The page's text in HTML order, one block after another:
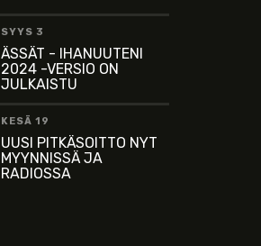
SYYS 3
ÄSSÄT - IHANUUTENI
2024 -VERSIO ON
JULKAISTU
KESÄ 19
UUSI PITKÄSOITTO NYT
MYYNNISSÄ JA
RADIOSSA